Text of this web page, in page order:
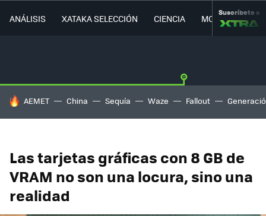
ANÁLISIS XATAKA SELECCIÓN CIENCIA MOVILIDAD
Suscríbete a
HOY SE HABLA DE
AEMET China Sequía Waze Fallout
Las tarjetas gráficas con 8 GB de
VRAM no son una locura, sino una
realidad